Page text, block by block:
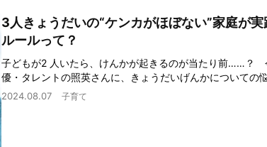
3人きょうだいの“ケンカがほぼない”家庭が
ルールって？
子どもが2 人いたら、けんかが起きるのが当たり前……？
優・タレントの照英さんに、きょうだいげんかについての
2024.08.07 子育て